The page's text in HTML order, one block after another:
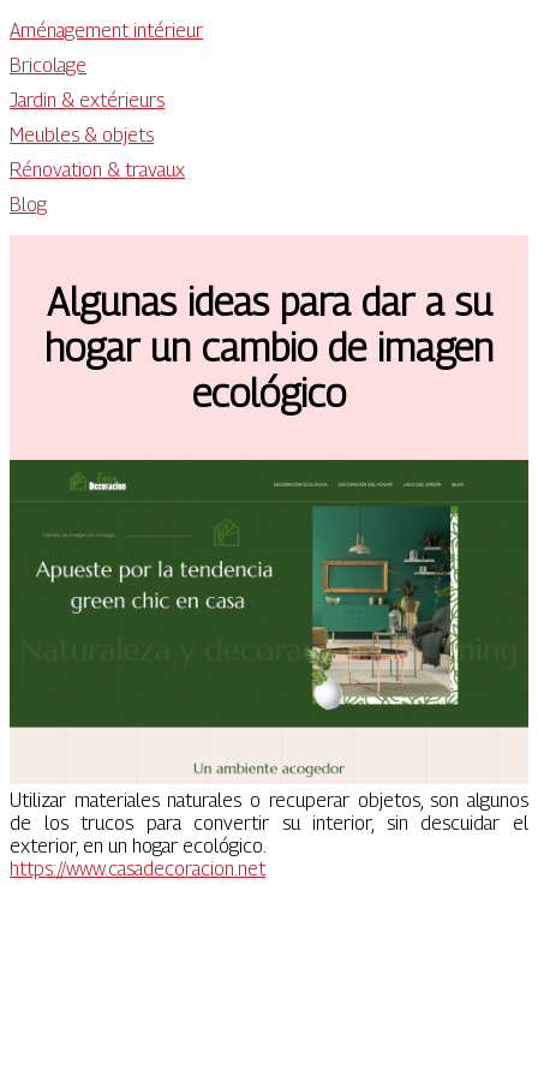
Aménagement intérieur
Bricolage
Jardin & extérieurs
Meubles & objets
Rénovation & travaux
Blog
Algunas ideas para dar a su
hogar un cambio de imagen
ecológico
Utilizar materiales naturales o recuperar objetos, son algunos
de los trucos para convertir su interior, sin descuidar el
exterior, en un hogar ecológico.
https://www.casadecoracion.net